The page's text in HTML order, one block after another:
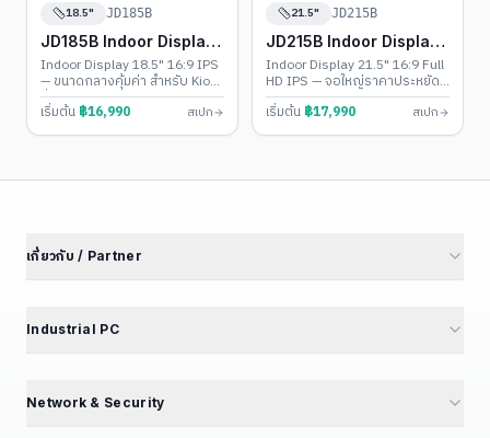
18.5" JD185B
JD185B Indoor Display
Touch PC
Indoor Display 18.5" 16:9 IPS
— ขนาดกลางคุ้มค่า สำหรับ Kiosk
ทั่วไป • Monitor / Android 11-13
/ Windows 10-11
เริ่มต้น ฿16,990 สเปก
21.5" JD215B
JD215B Indoor Display
Touch PC
Indoor Display 21.5" 16:9 Full
HD IPS — จอใหญ่ราคาประหยัด •
Monitor / Android 11-13 /
Windows 10-11
เริ่มต้น ฿17,990 สเปก
เกี่ยวกับ / Partner
นักลงทุนสัมพันธ์
Industrial PC
Mini PC — Office & SME
Network & Security